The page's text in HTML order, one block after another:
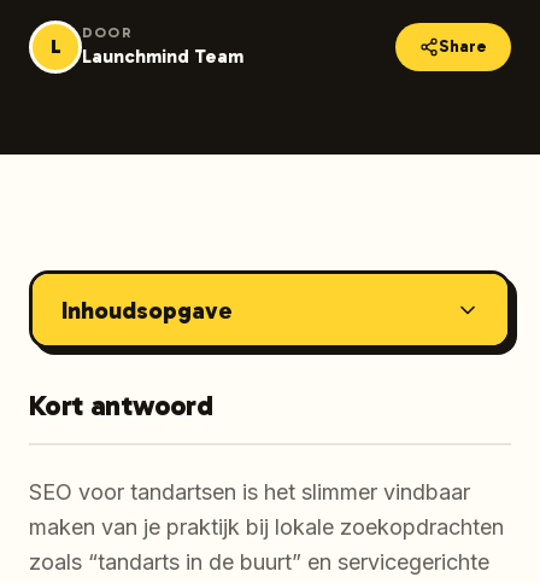
L
DOOR
Launchmind Team Share
Inhoudsopgave
Kort antwoord
SEO voor tandartsen is het slimmer vindbaar
maken van je praktijk bij lokale zoekopdrachten
zoals “tandarts in de buurt” en servicegerichte